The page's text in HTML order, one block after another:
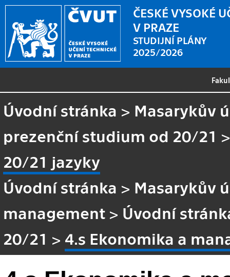
ČESKÉ VYSOKÉ
V PRAZE
STUDIJNÍ PLÁNY
2025/2026
Úvodní stránka > Masarykův
prezenční studium od 20/21
20/21 jazyky
Úvodní stránka > Masarykův
management > Úvodní
20/21 > 4.s Ekonomika a